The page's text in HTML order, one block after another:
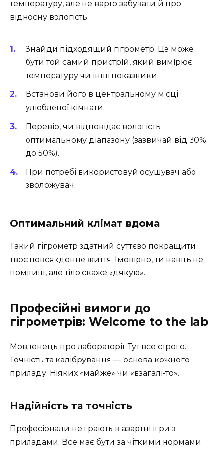
температуру, але не варто забувати й про
відносну вологість.
Знайди підходящий гігрометр. Це може
бути той самий пристрій, який вимірює
температуру чи інші показники.
Встанови його в центральному місці
улюбленої кімнати.
Перевір, чи відповідає вологість
оптимальному діапазону (зазвичай від 30%
до 50%).
При потребі використовуй осушувач або
зволожувач.
Оптимальний клімат вдома
Такий гігрометр здатний суттєво покращити
твоє повсякденне життя. Імовірно, ти навіть не
помітиш, але тіло скаже «дякую».
Професійні вимоги до
гігрометрів: Welcome to the lab
Мовленець про лабораторії. Тут все строго.
Точність та калібрування — основа кожного
приладу. Ніяких «майже» чи «взагалі-то».
Надійність та точність
Професіонали не грають в азартні ігри з
приладами. Все має бути за чіткими нормами.